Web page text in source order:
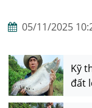
05/11/2025
Kỹ
đất